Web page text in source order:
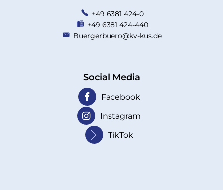
+49 6381 424-0
+49 6381 424-440
Buergerbuero@kv-kus.de
Social Media
Facebook
Instagram
TikTok